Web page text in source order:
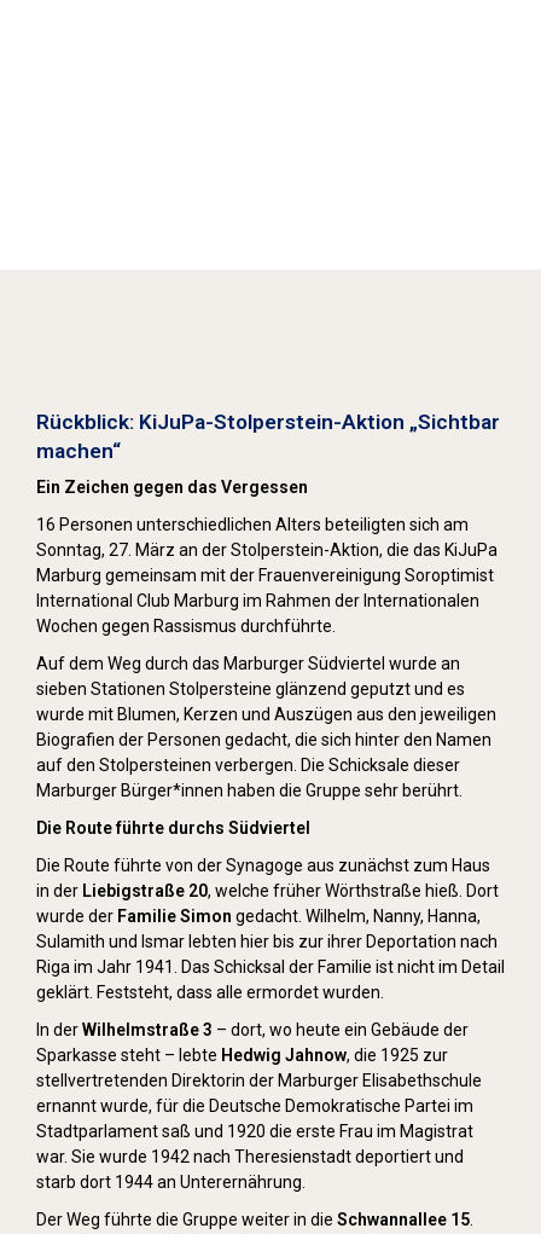
Rückblick: KiJuPa-Stolperstein-Aktion „Sichtbar
machen“
Ein Zeichen gegen das Vergessen
16 Personen unterschiedlichen Alters beteiligten sich am
Sonntag, 27. März an der Stolperstein-Aktion, die das KiJuPa
Marburg gemeinsam mit der Frauenvereinigung Soroptimist
International Club Marburg im Rahmen der Internationalen
Wochen gegen Rassismus durchführte.
Auf dem Weg durch das Marburger Südviertel wurde an
sieben Stationen Stolpersteine glänzend geputzt und es
wurde mit Blumen, Kerzen und Auszügen aus den jeweiligen
Biografien der Personen gedacht, die sich hinter den Namen
auf den Stolpersteinen verbergen. Die Schicksale dieser
Marburger Bürger*innen haben die Gruppe sehr berührt.
Die Route führte durchs Südviertel
Die Route führte von der Synagoge aus zunächst zum Haus
in der Liebigstraße 20, welche früher Wörthstraße hieß. Dort
wurde der Familie Simon gedacht. Wilhelm, Nanny, Hanna,
Sulamith und Ismar lebten hier bis zur ihrer Deportation nach
Riga im Jahr 1941. Das Schicksal der Familie ist nicht im Detail
geklärt. Feststeht, dass alle ermordet wurden.
In derWilhelmstraße 3 – dort, wo heute ein Gebäude der
Sparkasse steht – lebte Hedwig Jahnow, die 1925 zur
stellvertretenden Direktorin der Marburger Elisabethschule
ernannt wurde, für die Deutsche Demokratische Partei im
Stadtparlament saß und 1920 die erste Frau im Magistrat
war. Sie wurde 1942 nach Theresienstadt deportiert und
starb dort 1944 an Unterernährung.
Der Weg führte die Gruppe weiter in die Schwannallee 15